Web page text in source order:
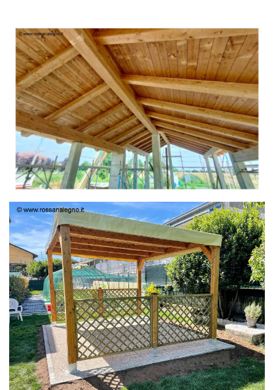
TETTO IN ABETE LAMELLARE PRETAGLIATO
PERGOLA 4X3